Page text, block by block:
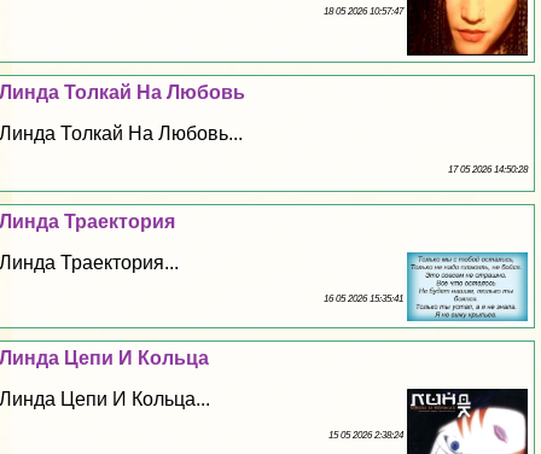
18 05 2026 10:57:47
Линда Толкай На Любовь
Линда Толкай На Любовь...
17 05 2026 14:50:28
Линда Траектория
Линда Траектория...
16 05 2026 15:35:41
Линда Цепи И Кольца
Линда Цепи И Кольца...
15 05 2026 2:38:24